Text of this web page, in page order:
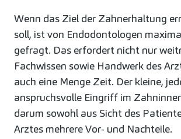
Wenn das Ziel der Zahnerhaltung
soll, ist von Endodontologen
gefragt. Das erfordert nicht nur
Fachwissen sowie Handwerk des
auch eine Menge Zeit. Der kleine,
anspruchsvolle Eingriff im
darum sowohl aus Sicht des
Arztes mehrere Vor- und Nachteile.